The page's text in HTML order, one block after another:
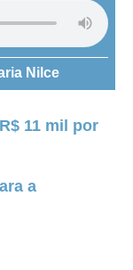
Nilce
11 mil por
a